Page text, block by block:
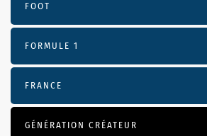
FOOT
FORMULE 1
FRANCE
GÉNÉRATION CRÉATEUR